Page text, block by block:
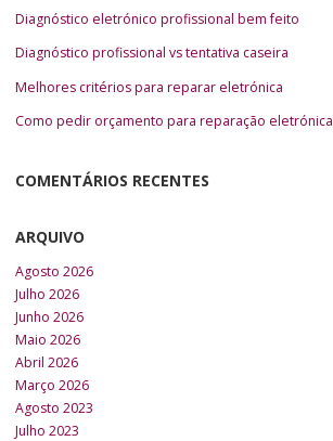
Diagnóstico eletrónico profissional bem feito
Diagnóstico profissional vs tentativa caseira
Melhores critérios para reparar eletrónica
Como pedir orçamento para reparação eletrónica
COMENTÁRIOS RECENTES
ARQUIVO
Agosto 2026
Julho 2026
Junho 2026
Maio 2026
Abril 2026
Março 2026
Agosto 2023
Julho 2023